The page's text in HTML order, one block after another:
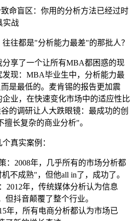
命盲区：你用的分析方法已经过时
实战
往都是"分析能力最差"的那批人？
享了一个让所有MBA都困惑的现
现：MBA毕业生中，分析能力最
是最低的。麦肯锡的报告更加震
业，在快速变化市场中的适应性比
的调研让人大跌眼镜：最成功的创
擅长复杂的商业分析"。
真实案例：
：2008年，几乎所有的市场分析都
不成熟"，但他all in了，成功了。
2012年，传统媒体分析认为信息
抖音颠覆了整个行业。
年，所有电商分析都认为市场已